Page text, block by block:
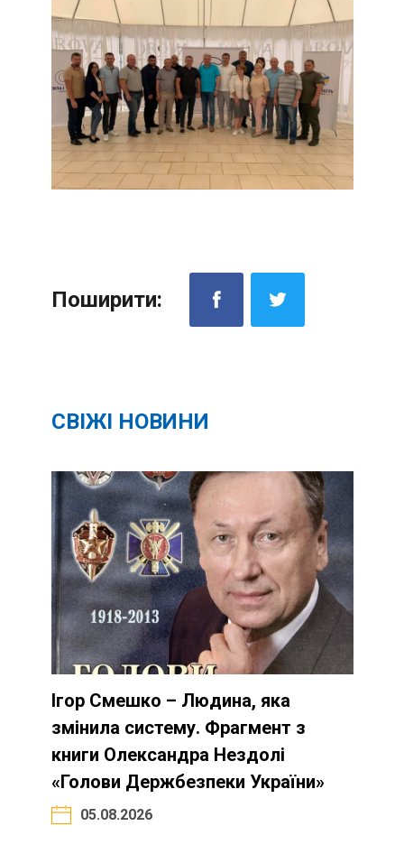
Поширити:
СВІЖІ НОВИНИ
Ігор Смешко – Людина, яка
змінила систему. Фрагмент з
книги Олександра Нездолі
«Голови Держбезпеки України»
05.08.2026